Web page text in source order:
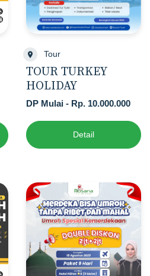
Tour
TOUR TURKEY
HOLIDAY
DP Mulai - Rp. 10.000.000
Detail